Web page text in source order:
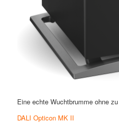
Eine echte Wuchtbrumme ohne
DALI Opticon MK II